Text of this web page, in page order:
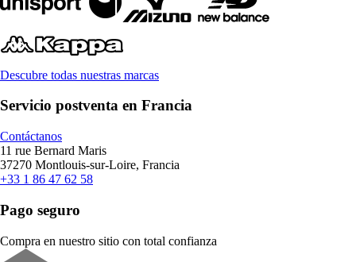
Descubre todas nuestras marcas
Servicio postventa en Francia
Contáctanos
11 rue Bernard Maris
37270 Montlouis-sur-Loire, Francia
+33 1 86 47 62 58
Pago seguro
Compra en nuestro sitio con total confianza